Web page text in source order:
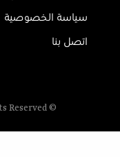
سياسة الخصوصية
اتصل بنا
© Al Majalla Magazine. All Rights Reserved.